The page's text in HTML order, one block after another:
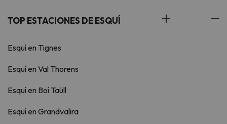
TOP ESTACIONES DE ESQUÍ
Esquí en Tignes
Esquí en Val Thorens
Esquí en Boí Taüll
Esquí en Grandvalira